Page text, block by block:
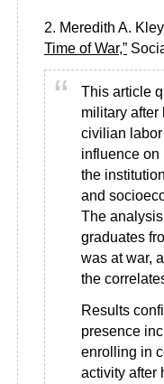
2. Meredith A.
Time of War,”
This article
military
civilian labor
influence
the
and
The
graduates
was at war,
the
Results
presence
enrolling in
activity after